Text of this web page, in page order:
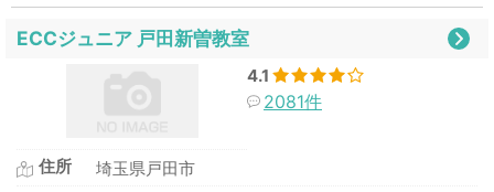
ECCジュニア 戸田新曽教室
4.1
2081件
住所
埼玉県戸田市